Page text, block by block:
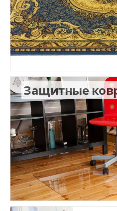
Защитные